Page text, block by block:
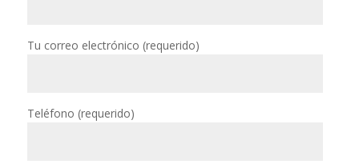
Tu correo electrónico (requerido)
Teléfono (requerido)